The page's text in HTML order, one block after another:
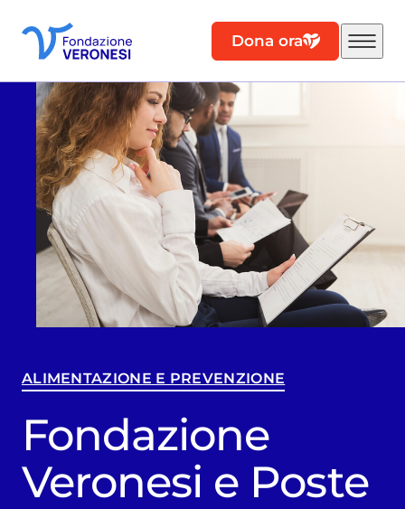
Dona ora
ALIMENTAZIONE E PREVENZIONE
Fondazione
Veronesi e Poste